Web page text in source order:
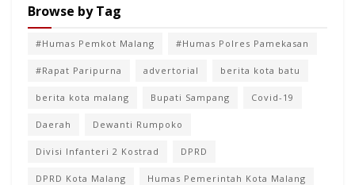
Browse by Tag
#Humas Pemkot Malang #Humas Polres Pamekasan
#Rapat Paripurna advertorial berita kota batu
berita kota malang Bupati Sampang Covid-19
Daerah Dewanti Rumpoko
Divisi Infanteri 2 Kostrad DPRD
DPRD Kota Malang Humas Pemerintah Kota Malang